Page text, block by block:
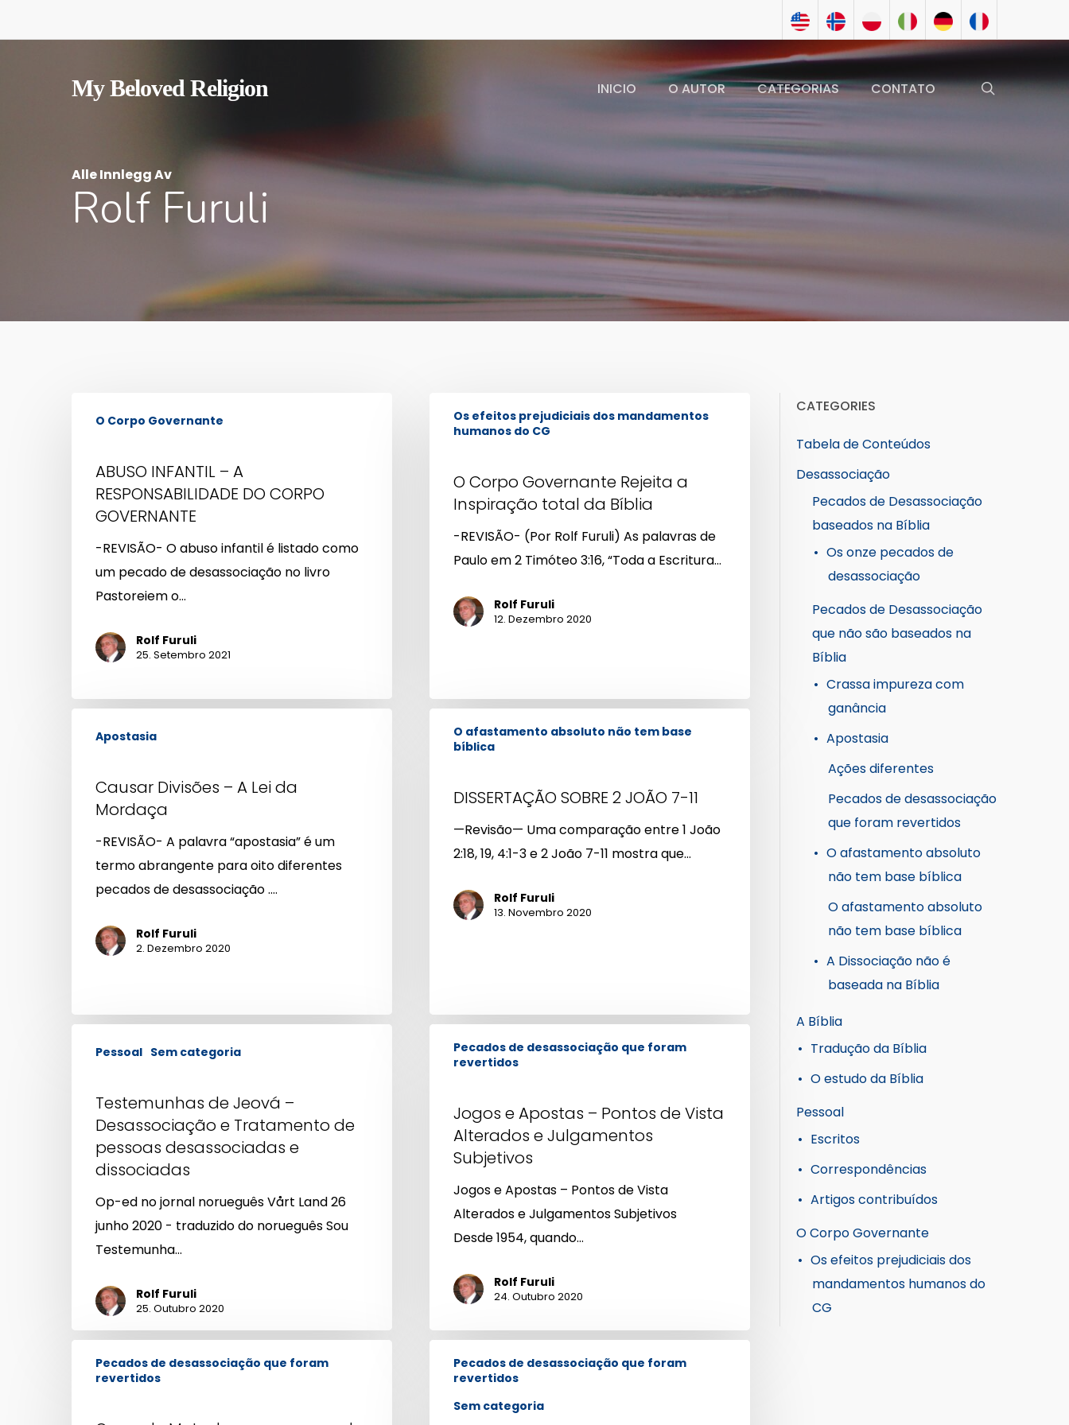
to
My Beloved Religion INICIO O AUTOR CATEGORIAS CONTATO search
Alle Innlegg Av
Rolf Furuli
INFANTIL
RESPONSABILIDADE
CORPO
GOVERNANTE
O Corpo Governante
ABUSO INFANTIL – A
RESPONSABILIDADE DO CORPO
GOVERNANTE
-REVISÃO- O abuso infantil é listado como
um pecado de desassociação no livro
Pastoreiem o…
Rolf Furuli
25. Setembro 2021
Corpo
Rejeita
Bíblia
Os efeitos prejudiciais dos mandamentos
humanos do CG
O Corpo Governante Rejeita a
Inspiração total da Bíblia
-REVISÃO- (Por Rolf Furuli) As palavras de
Paulo em 2 Timóteo 3:16, “Toda a Escritura…
Rolf Furuli
12. Dezembro 2020
Divisões
Mordaça
Apostasia
Causar Divisões – A Lei da
Mordaça
-REVISÃO- A palavra “apostasia” é um
termo abrangente para oito diferentes
pecados de desassociação .…
Rolf Furuli
2. Dezembro 2020
SOBRE
JOÃO
O afastamento absoluto não tem base
bíblica
DISSERTAÇÃO SOBRE 2 JOÃO 7-11
—Revisão— Uma comparação entre 1 João
2:18, 19, 4:1-3 e 2 João 7-11 mostra que…
Rolf Furuli
13. Novembro 2020
Desassociação
Tratamento
pessoas
desassociadas
dissociadas
Pessoal Sem categoria
Testemunhas de Jeová –
Desassociação e Tratamento de
pessoas desassociadas e
dissociadas
Op-ed no jornal norueguês Vårt Land 26
junho 2020 - traduzido do norueguês Sou
Testemunha…
Rolf Furuli
25. Outubro 2020
Pontos
Alterados
Subjetivos
Pecados de desassociação que foram
revertidos
Jogos e Apostas – Pontos de Vista
Alterados e Julgamentos
Subjetivos
Jogos e Apostas – Pontos de Vista
Alterados e Julgamentos Subjetivos
Desde 1954, quando…
Rolf Furuli
24. Outubro 2020
Pecados de desassociação que foram
revertidos
porneia
“dentro
Pecados de desassociação que foram
revertidos
Sem categoria
CATEGORIES
Tabela de Conteúdos
Desassociação
Pecados de Desassociação
baseados na Bíblia
Os onze pecados de
desassociação
Pecados de Desassociação
que não são baseados na
Bíblia
Crassa impureza com
ganância
Apostasia
Ações diferentes
Pecados de desassociação
que foram revertidos
O afastamento absoluto
não tem base bíblica
O afastamento absoluto
não tem base bíblica
A Dissociação não é
baseada na Bíblia
A Bíblia
Tradução da Bíblia
O estudo da Bíblia
Pessoal
Escritos
Correspondências
Artigos contribuídos
O Corpo Governante
Os efeitos prejudiciais dos
mandamentos humanos do
CG